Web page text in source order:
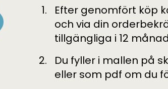
Efter genomfört köp
och via din
tillgängliga i 12
Du fyller i mallen på
eller som pdf om du